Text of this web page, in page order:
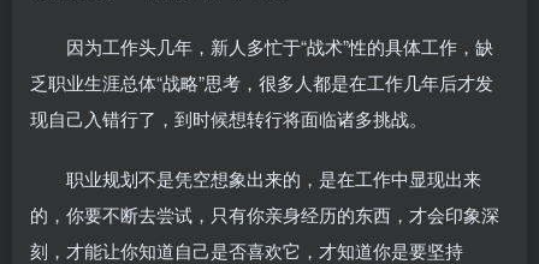
因为工作头几年，新人多忙于“战术”性的具体工作，缺
乏职业生涯总体“战略”思考，很多人都是在工作几年后才发
现自己入错行了，到时候想转行将面临诸多挑战。
职业规划不是凭空想象出来的，是在工作中显现出来
的，你要不断去尝试，只有你亲身经历的东西，才会印象深
刻，才能让你知道自己是否喜欢它，才知道你是要坚持